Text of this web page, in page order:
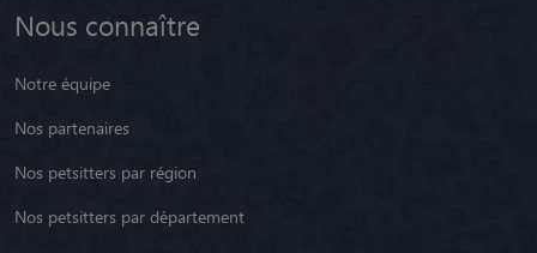
Nous connaître
Notre équipe
Nos partenaires
Nos petsitters par région
Nos petsitters par département